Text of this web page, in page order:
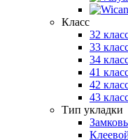
Класс
32
33
34
41
42
43
Тип укладки